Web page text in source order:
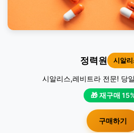
정력원 시알
시알리스,레비트라 전문! 당
🎁 재구매
구매하기